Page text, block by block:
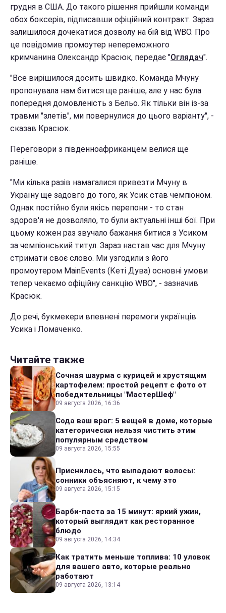
грудня в США. До такого рішення прийшли команди
обох боксерів, підписавши офіційний контракт. Зараз
залишилося дочекатися дозволу на бій від WBO. Про
це повідомив промоутер непереможного
кримчанина Олександр Красюк, передає "Оглядач".
"Все вирішилося досить швидко. Команда Мчуну
пропонувала нам битися ще раніше, але у нас була
попередня домовленість з Бельо. Як тільки він із-за
травми "злетів", ми повернулися до цього варіанту", -
сказав Красюк.
Переговори з південноафриканцем велися ще
раніше.
"Ми кілька разів намагалися привезти Мчуну в
Україну ще задовго до того, як Усик став чемпіоном.
Однак постійно були якісь перепони - то стан
здоров'я не дозволяло, то були актуальні інші бої. При
цьому кожен раз звучало бажання битися з Усиком
за чемпіонський титул. Зараз настав час для Мчуну
стримати своє слово. Ми узгодили з його
промоутером MainEvents (Кеті Дува) основні умови
тепер чекаємо офіційну санкцію WBO", - зазначив
Красюк.
До речі, букмекери впевнені перемоги українців
Усика і Ломаченко.
Читайте также
Сочная шаурма с курицей и хрустящим
картофелем: простой рецепт с фото от
победительницы "МастерШеф"
09 августа 2026, 16:36
Сода ваш враг: 5 вещей в доме, которые
категорически нельзя чистить этим
популярным средством
09 августа 2026, 15:55
Приснилось, что выпадают волосы:
сонники объясняют, к чему это
09 августа 2026, 15:15
Барби-паста за 15 минут: яркий ужин,
который выглядит как ресторанное
блюдо
09 августа 2026, 14:34
Как тратить меньше топлива: 10 уловок
для вашего авто, которые реально
работают
09 августа 2026, 13:14